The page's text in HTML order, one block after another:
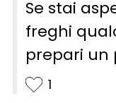
Se stai
freghi
prepari un
1